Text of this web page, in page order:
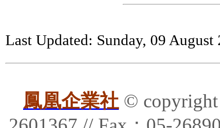
Last Updated: Sunday, 09 August
鳳凰企業社 © copyright